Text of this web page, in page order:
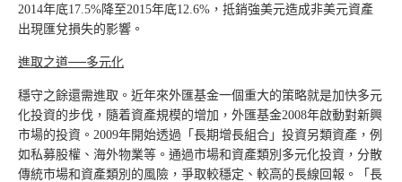
2014年底17.5%降至2015年底12.6%，抵銷強美元造成非美元資產
出現匯兌損失的影響。
進取之道──多元化
穩守之餘還需進取。近年來外匯基金一個重大的策略就是加快多元
化投資的步伐，隨着資產規模的增加，外匯基金2008年啟動對新興
市場的投資。2009年開始透過「長期增長組合」投資另類資產，例
如私募股權、海外物業等。通過市場和資產類別多元化投資，分散
傳統市場和資產類別的風險，爭取較穩定、較高的長線回報。「長